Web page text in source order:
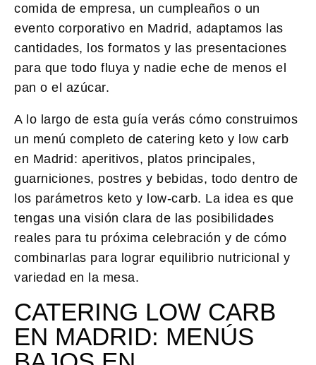
comida de empresa, un cumpleaños o un
evento corporativo en Madrid, adaptamos las
cantidades, los formatos y las presentaciones
para que todo fluya y nadie eche de menos el
pan o el azúcar.
A lo largo de esta guía verás cómo construimos
un menú completo de catering keto y low carb
en Madrid: aperitivos, platos principales,
guarniciones, postres y bebidas, todo dentro de
los parámetros keto y low-carb. La idea es que
tengas una visión clara de las posibilidades
reales para tu próxima celebración y de cómo
combinarlas para lograr equilibrio nutricional y
variedad en la mesa.
CATERING LOW CARB
EN MADRID: MENÚS